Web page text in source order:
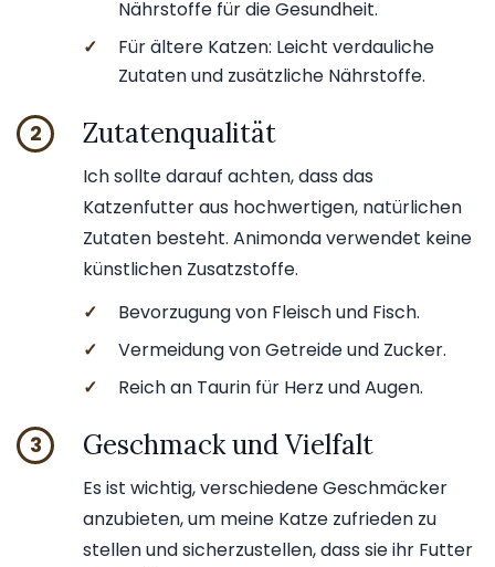
Nährstoffe für die Gesundheit.
✓
Für ältere Katzen: Leicht verdauliche
Zutaten und zusätzliche Nährstoffe.
2 Zutatenqualität
Ich sollte darauf achten, dass das
Katzenfutter aus hochwertigen, natürlichen
Zutaten besteht. Animonda verwendet keine
künstlichen Zusatzstoffe.
✓
Bevorzugung von Fleisch und Fisch.
✓
Vermeidung von Getreide und Zucker.
✓
Reich an Taurin für Herz und Augen.
3 Geschmack und Vielfalt
Es ist wichtig, verschiedene Geschmäcker
anzubieten, um meine Katze zufrieden zu
stellen und sicherzustellen, dass sie ihr Futter